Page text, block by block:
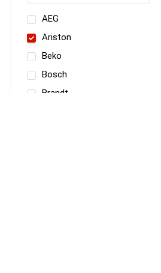
AEG
Ariston
Beko
Bosch
Brandt